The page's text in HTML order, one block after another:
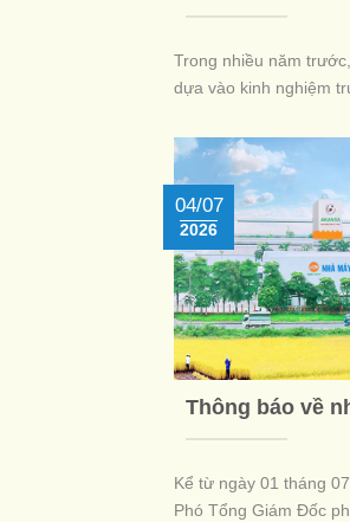
Trong nhiều năm
dựa vào kinh nghiệm
Thông báo về
04/07
2026
Kể từ ngày 01 tháng
Phó Tổng Giám Đốc